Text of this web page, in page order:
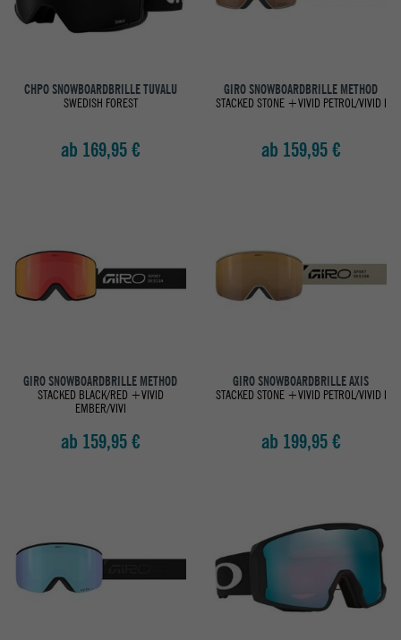
CHPO SNOWBOARDBRILLE TUVALU
SWEDISH FOREST
ab 169,95 €
GIRO SNOWBOARDBRILLE METHOD
STACKED STONE +VIVID PETROL/VIVID I
ab 159,95 €
GIRO SNOWBOARDBRILLE METHOD
STACKED BLACK/RED +VIVID
EMBER/VIVI
ab 159,95 €
GIRO SNOWBOARDBRILLE AXIS
STACKED STONE +VIVID PETROL/VIVID I
ab 199,95 €